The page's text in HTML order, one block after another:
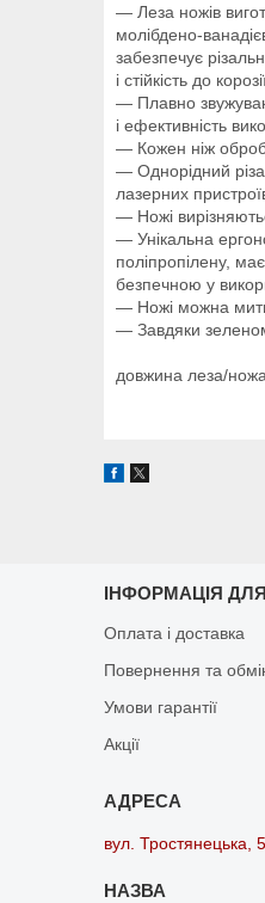
— Леза ножів
молібдено-
забезпечує
і стійкість до
— Плавно
і ефективність
— Кожен ніж
— Однорідний
лазерних
— Ножі
— Унікальна
поліпропілену,
безпечною у
— Ножі можна мити
— Завдяки
довжина леза/
ІНФОРМАЦІЯ
Оплата і доставка
Повернення та
Умови гарантії
Акції
вул. Тростянецька,